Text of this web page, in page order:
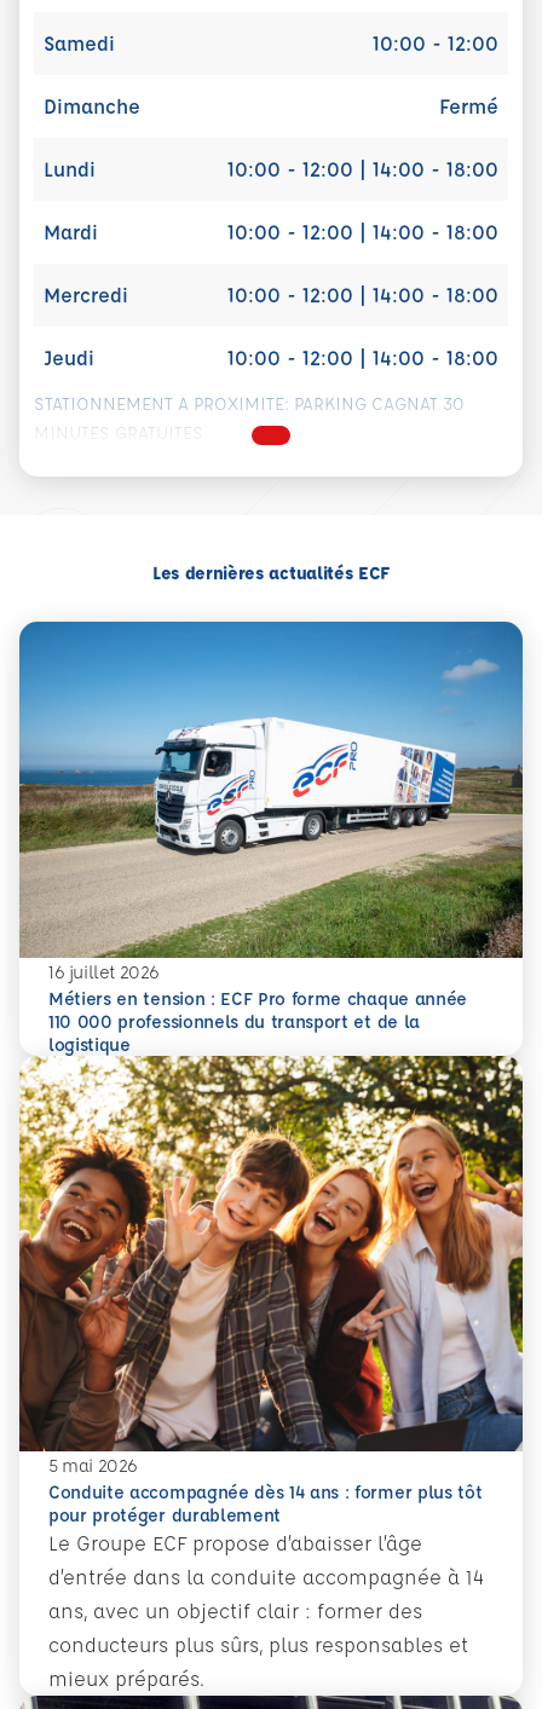
Samedi 10:00 - 12:00
Dimanche Fermé
Lundi 10:00 - 12:00 | 14:00 - 18:00
Mardi 10:00 - 12:00 | 14:00 - 18:00
Mercredi 10:00 - 12:00 | 14:00 - 18:00
Jeudi 10:00 - 12:00 | 14:00 - 18:00
STATIONNEMENT A PROXIMITE: PARKING CAGNAT 30
MINUTES GRATUITES
Les dernières actualités ECF
16 juillet 2026
Métiers en tension : ECF Pro forme chaque année
110 000 professionnels du transport et de la
logistique
En savoir plus
Métiers en tension : ECF Pro forme chaque année 110
5 mai 2026
Conduite accompagnée dès 14 ans : former plus tôt
pour protéger durablement
Le Groupe ECF propose d’abaisser l’âge
d’entrée dans la conduite accompagnée à 14
ans, avec un objectif clair : former des
conducteurs plus sûrs, plus responsables et
mieux préparés.
En savoir plus
Conduite accompagnée dès 14 ans : former plus tôt pour